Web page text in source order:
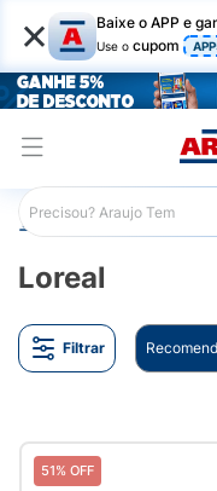
× Baixe o APP e
Use o cupom
Araujo Marcas
Loreal
Filtrar
51% OFF